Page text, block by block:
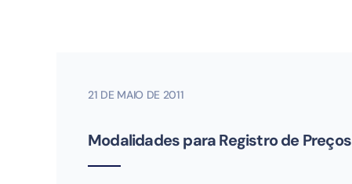
21 DE MAIO DE 2011
Modalidades para Registro de Preços